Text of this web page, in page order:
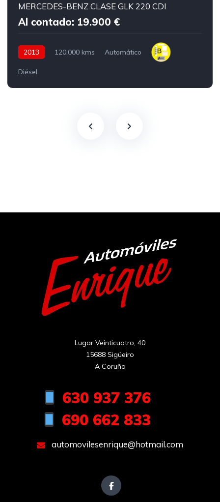
MERCEDES-BENZ CLASE GLK 220 CDI
Al contado: 19.900 €
2013 120.000 kms Automático
Diésel
Lugar Veinticuatro, 40
15688 Sigüeiro
A Coruña
630 937 376
690 662 833
automovilesenrique@hotmail.com